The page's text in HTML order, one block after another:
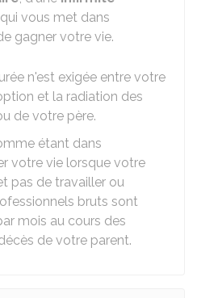
qui vous met dans
gagner votre vie.
n'est exigée entre votre
et la radiation des
de votre père.
étant dans
votre vie lorsque votre
pas de travailler ou
bruts sont
mois au cours des
de votre parent.